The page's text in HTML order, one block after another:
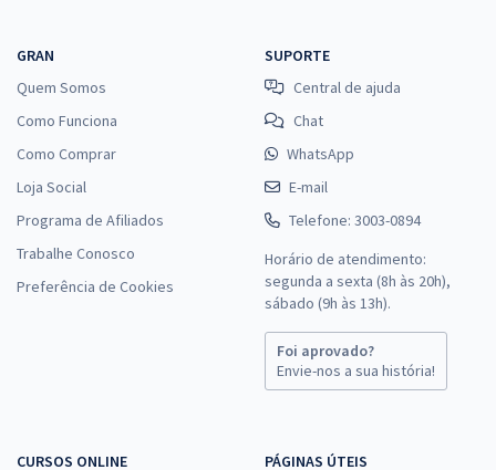
GRAN
Quem Somos
Como Funciona
Como Comprar
Loja Social
Programa de Afiliados
Trabalhe Conosco
Preferência de Cookies
SUPORTE
Central de ajuda
Chat
WhatsApp
E-mail
Telefone: 3003-0894
Horário de atendimento:
segunda a sexta (8h às 20h),
sábado (9h às 13h).
Foi aprovado?
Envie-nos a sua história!
CURSOS ONLINE PÁGINAS ÚTEIS